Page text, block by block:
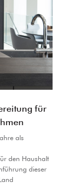
für
als
den Haushalt
dieser